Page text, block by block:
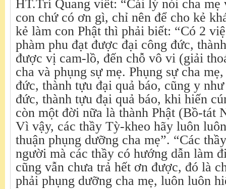
HT.Trí Quang viết: “Cái lý nói cha mẹ
con chứ có ơn gì, chỉ nên để cho kẻ
kẻ làm con Phật thì phải biết: “Có 2
phàm phu đạt được đại công đức,
được vị cam-lồ, đến chỗ vô vi (giải
cha và phụng sự mẹ. Phụng sự cha
đức, thành tựu đại quả báo, cũng y
đức, thành tựu đại quả báo, khi hiến
còn một đời nữa là thành Phật (Bồ-tát
Vì vậy, các thầy Tỳ-kheo hãy luôn
thuận phụng dưỡng cha mẹ”. “Các
người mà các thầy có hướng dẫn làm
cũng vẫn chưa trả hết ơn được, đó là
phải phụng dưỡng cha mẹ, luôn luôn